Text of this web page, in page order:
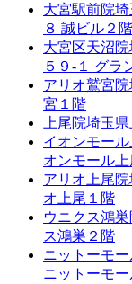
大宮駅前院埼
８ 誠ビル２階
大宮区天沼院
５９-１ グラ
アリオ鷲宮院
宮１階
上尾院埼玉県
イオンモー
オンモール
アリオ上尾院
オ上尾１階
ウニクス鴻
ス鴻巣２階
ニットーモ
ニットーモ